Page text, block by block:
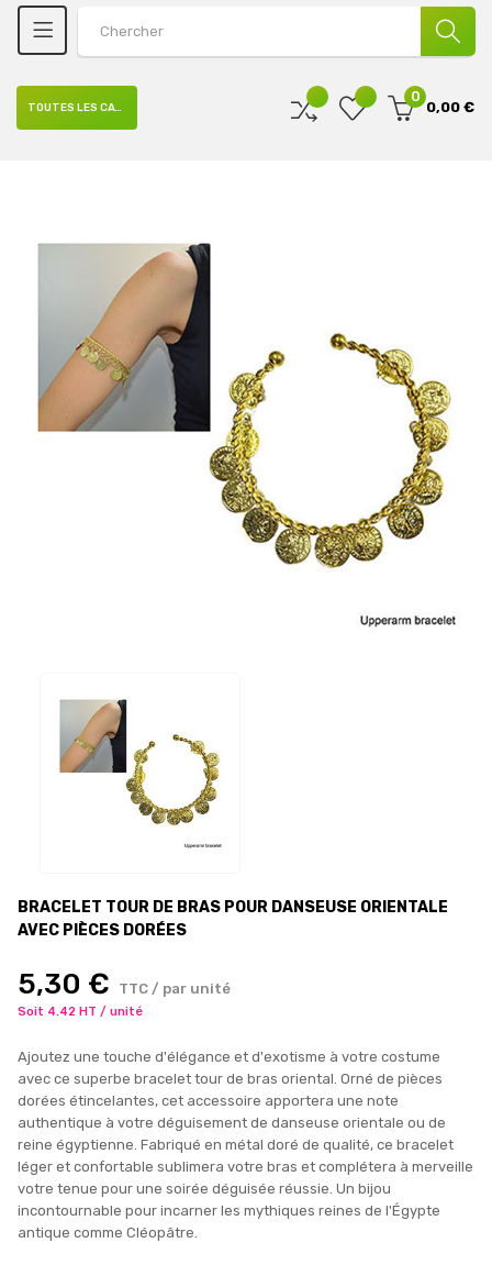
0
0,00 €
TOUTES LES CATÉGORIES
BRACELET TOUR DE BRAS POUR DANSEUSE ORIENTALE
AVEC PIÈCES DORÉES
5,30 € TTC / par unité
Soit 4.42 HT / unité
Ajoutez une touche d'élégance et d'exotisme à votre costume
avec ce superbe bracelet tour de bras oriental. Orné de pièces
dorées étincelantes, cet accessoire apportera une note
authentique à votre déguisement de danseuse orientale ou de
reine égyptienne. Fabriqué en métal doré de qualité, ce bracelet
léger et confortable sublimera votre bras et complétera à merveille
votre tenue pour une soirée déguisée réussie. Un bijou
incontournable pour incarner les mythiques reines de l'Égypte
antique comme Cléopâtre.